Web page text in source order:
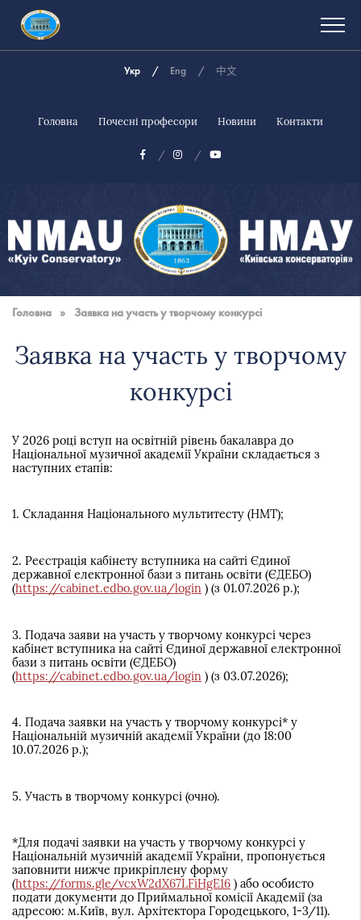
Укр Eng 中文
Головна Почесні професори Новини Контакти
музична
України
Головна » Заявка на участь у творчому конкурсі
Заявка на участь у творчому
конкурсі
У 2026 році вступ на освітній рівень бакалавра до
Національної музичної академії України складається з
наступних етапів:
1. Складання Національного мультитесту (НМТ);
2. Реєстрація кабінету вступника на сайті Єдиної
державної електронної бази з питань освіти (ЄДЕБО)
(https://cabinet.edbo.gov.ua/login ) (з 01.07.2026 р.);
3. Подача заяви на участь у творчому конкурсі через
кабінет вступника на сайті Єдиної державної електронної
бази з питань освіти (ЄДЕБО)
(https://cabinet.edbo.gov.ua/login ) (з 03.07.2026);
4. Подача заявки на участь у творчому конкурсі* у
Національній музичній академії України (до 18:00
10.07.2026 р.);
5. Участь в творчому конкурсі (очно).
*Для подачі заявки на участь у творчому конкурсі у
Національній музичній академії України, пропонується
заповнити нижче прикріплену форму
(https://forms.gle/vcxW2dX67LFiHgE16 ) або особисто
подати документи до Приймальної комісії Академії (за
адресою: м.Київ, вул. Архітектора Городецького, 1-3/11).